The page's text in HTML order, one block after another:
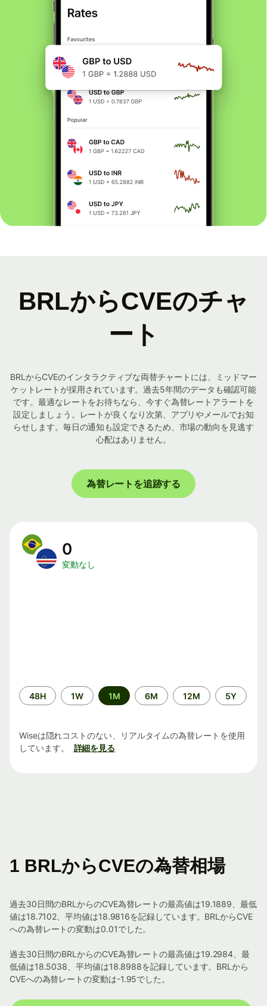
BRLからCVEのチャ
ート
BRLからCVEのインタラクティブな両替チャートには、ミッドマー
ケットレートが採用されています。過去5年間のデータも確認可能
です。最適なレートをお待ちなら、今すぐ為替レートアラートを
設定しましょう。レートが良くなり次第、アプリやメールでお知
らせします。毎日の通知も設定できるため、市場の動向を見逃す
心配はありません。
為替レートを追跡する
0
変動なし
期
間
48H 1W 1M 6M 12M 5Y
Wiseは隠れコストのない、リアルタイムの為替レートを使用
しています。
詳細を見る
1 BRLからCVEの為替相場
過去30日間のBRLからのCVE為替レートの最高値は19.1889、最低
値は18.7102、平均値は18.9816を記録しています。BRLからCVE
への為替レートの変動は0.01でした。
過去30日間のBRLからのCVE為替レートの最高値は19.2984、最
低値は18.5038、平均値は18.8988を記録しています。BRLから
CVEへの為替レートの変動は-1.95でした。